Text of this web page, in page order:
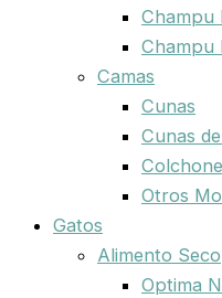
Champu
Champu
Camas
Cunas
Cunas
Otros
Gatos
Alimento Seco
Optima